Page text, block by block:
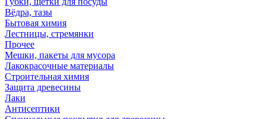
Вёдра, тазы
Бытовая химия
Лестницы, стремянки
Прочее
Мешки, пакеты для мусора
Лакокрасочные материалы
Строительная химия
Защита древесины
Лаки
Антисептики